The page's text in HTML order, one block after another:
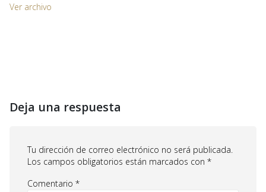
Ver archivo
Deja una respuesta
Tu dirección de correo electrónico no será publicada.
Los campos obligatorios están marcados con *
Comentario *